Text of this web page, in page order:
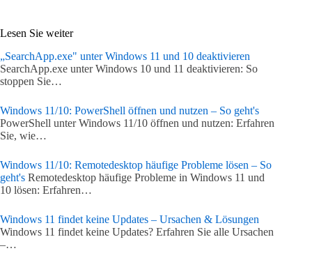
Lesen Sie weiter
„SearchApp.exe" unter Windows 11 und 10 deaktivieren
SearchApp.exe unter Windows 10 und 11 deaktivieren: So
stoppen Sie…
Windows 11/10: PowerShell öffnen und nutzen – So geht's
PowerShell unter Windows 11/10 öffnen und nutzen: Erfahren
Sie, wie…
Windows 11/10: Remotedesktop häufige Probleme lösen – So
geht's Remotedesktop häufige Probleme in Windows 11 und
10 lösen: Erfahren…
Windows 11 findet keine Updates – Ursachen & Lösungen
Windows 11 findet keine Updates? Erfahren Sie alle Ursachen
–…